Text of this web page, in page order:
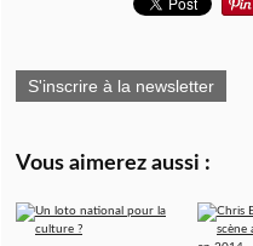
S'inscrire à la newsletter
Vous aimerez aussi :